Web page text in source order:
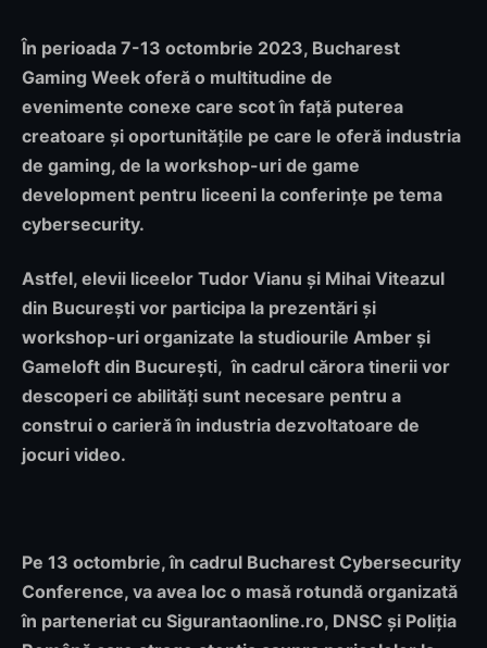
În perioada 7-13 octombrie 2023, Bucharest
Gaming Week oferă o multitudine de
evenimente conexe care scot în față puterea
creatoare și oportunitățile pe care le oferă industria
de gaming, de la workshop-uri de game
development pentru liceeni la conferințe pe tema
cybersecurity.
Astfel, elevii liceelor Tudor Vianu și Mihai Viteazul
din București vor participa la prezentări și
workshop-uri organizate la studiourile Amber și
Gameloft din București, în cadrul cărora tinerii vor
descoperi ce abilități sunt necesare pentru a
construi o carieră în industria dezvoltatoare de
jocuri video.
Pe 13 octombrie, în cadrul Bucharest Cybersecurity
Conference, va avea loc o masă rotundă organizată
în parteneriat cu Sigurantaonline.ro, DNSC și Poliția